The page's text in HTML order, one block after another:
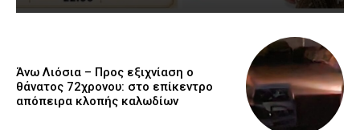
Άνω Λιόσια – Προς εξιχνίαση ο
θάνατος 72χρονου: στο επίκεντρο
απόπειρα κλοπής καλωδίων